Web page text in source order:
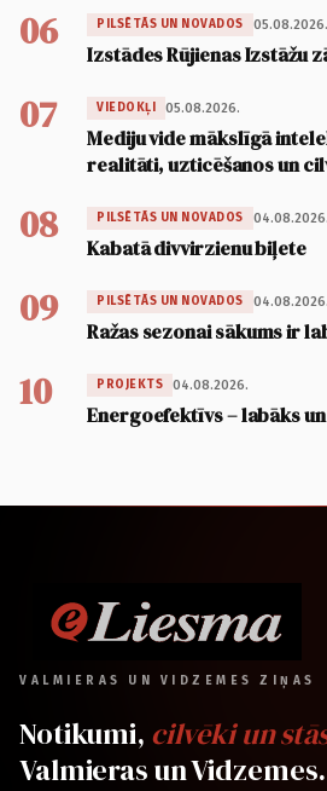
06 PILSĒTĀS UN NOVADOS 05.08.2026.
Izstādes Rūjienas Izstāžu
07 VIEDOKĻI 05.08.2026.
Mediju vide mākslīgā
realitāti, uzticēšanos un
08 PILSĒTĀS UN NOVADOS 04.08.2026.
Kabatā divvirzienu biļete
09 PILSĒTĀS UN NOVADOS 04.08.2026.
Ražas sezonai sākums ir
10 PROJEKTS 04.08.2026.
Energoefektīvs – labāks
VALMIERAS UN VIDZEMES ZIŅAS
Notikumi, cilvēki un
Valmieras un Vidzemes.